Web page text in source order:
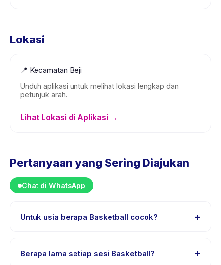
Lokasi
📍 Kecamatan Beji
Unduh aplikasi untuk melihat lokasi lengkap dan
petunjuk arah.
Lihat Lokasi di Aplikasi →
Pertanyaan yang Sering Diajukan
Chat di WhatsApp
Untuk usia berapa Basketball cocok? +
Instruktur menyesuaikan program untuk berbagai
tingkat kemampuan dalam rentang usia ini sehingga
Berapa lama setiap sesi Basketball? +